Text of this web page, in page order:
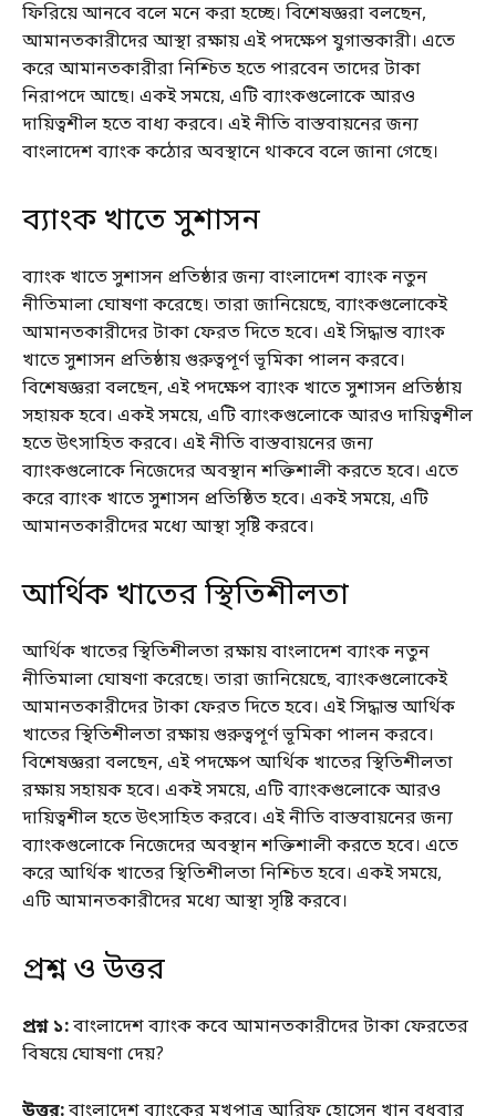
ফিরিয়ে আনবে বলে মনে করা হচ্ছে। বিশেষজ্ঞরা বলছেন,
আমানতকারীদের আস্থা রক্ষায় এই পদক্ষেপ যুগান্তকারী। এতে
করে আমানতকারীরা নিশ্চিত হতে পারবেন তাদের টাকা
নিরাপদে আছে। একই সময়ে, এটি ব্যাংকগুলোকে আরও
দায়িত্বশীল হতে বাধ্য করবে। এই নীতি বাস্তবায়নের জন্য
বাংলাদেশ ব্যাংক কঠোর অবস্থানে থাকবে বলে জানা গেছে।
ব্যাংক খাতে সুশাসন
ব্যাংক খাতে সুশাসন প্রতিষ্ঠার জন্য বাংলাদেশ ব্যাংক নতুন
নীতিমালা ঘোষণা করেছে। তারা জানিয়েছে, ব্যাংকগুলোকেই
আমানতকারীদের টাকা ফেরত দিতে হবে। এই সিদ্ধান্ত ব্যাংক
খাতে সুশাসন প্রতিষ্ঠায় গুরুত্বপূর্ণ ভূমিকা পালন করবে।
বিশেষজ্ঞরা বলছেন, এই পদক্ষেপ ব্যাংক খাতে সুশাসন প্রতিষ্ঠায়
সহায়ক হবে। একই সময়ে, এটি ব্যাংকগুলোকে আরও দায়িত্বশীল
হতে উৎসাহিত করবে। এই নীতি বাস্তবায়নের জন্য
ব্যাংকগুলোকে নিজেদের অবস্থান শক্তিশালী করতে হবে। এতে
করে ব্যাংক খাতে সুশাসন প্রতিষ্ঠিত হবে। একই সময়ে, এটি
আমানতকারীদের মধ্যে আস্থা সৃষ্টি করবে।
আর্থিক খাতের স্থিতিশীলতা
আর্থিক খাতের স্থিতিশীলতা রক্ষায় বাংলাদেশ ব্যাংক নতুন
নীতিমালা ঘোষণা করেছে। তারা জানিয়েছে, ব্যাংকগুলোকেই
আমানতকারীদের টাকা ফেরত দিতে হবে। এই সিদ্ধান্ত আর্থিক
খাতের স্থিতিশীলতা রক্ষায় গুরুত্বপূর্ণ ভূমিকা পালন করবে।
বিশেষজ্ঞরা বলছেন, এই পদক্ষেপ আর্থিক খাতের স্থিতিশীলতা
রক্ষায় সহায়ক হবে। একই সময়ে, এটি ব্যাংকগুলোকে আরও
দায়িত্বশীল হতে উৎসাহিত করবে। এই নীতি বাস্তবায়নের জন্য
ব্যাংকগুলোকে নিজেদের অবস্থান শক্তিশালী করতে হবে। এতে
করে আর্থিক খাতের স্থিতিশীলতা নিশ্চিত হবে। একই সময়ে,
এটি আমানতকারীদের মধ্যে আস্থা সৃষ্টি করবে।
প্রশ্ন ও উত্তর
প্রশ্ন ১:বাংলাদেশ ব্যাংক কবে আমানতকারীদের টাকা ফেরতের
বিষয়ে ঘোষণা দেয়?